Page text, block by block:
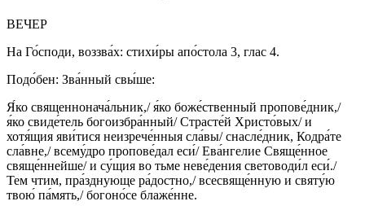
ВЕЧЕР
На Го́споди, воззва́х: стихи́ры апо́стола 3, глас 4.
Подо́бен: Зва́нный свы́ше:
Я́ко священнонача́льник,/ я́ко боже́ственный пропове́дник,/
я́ко свиде́тель богоизбра́нный/ Страсте́й Христо́вых/ и
хотя́щия яви́тися неизрече́нныя сла́вы/ снасле́дник, Кодра́те
сла́вне,/ всему́дро пропове́дал еси́/ Ева́нгелие Свяще́нное
свяще́ннейше/ и су́щия во тьме неве́дения световоди́л еси́./
Тем чтим, пра́зднующе ра́достно,/ всесвяще́нную и святу́ю
твою́ па́мять,/ богоно́се блаже́нне.